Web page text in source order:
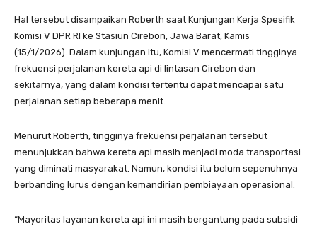
Hal tersebut disampaikan Roberth saat Kunjungan Kerja Spesifik
Komisi V DPR RI ke Stasiun Cirebon, Jawa Barat, Kamis
(15/1/2026). Dalam kunjungan itu, Komisi V mencermati tingginya
frekuensi perjalanan kereta api di lintasan Cirebon dan
sekitarnya, yang dalam kondisi tertentu dapat mencapai satu
perjalanan setiap beberapa menit.
Menurut Roberth, tingginya frekuensi perjalanan tersebut
menunjukkan bahwa kereta api masih menjadi moda transportasi
yang diminati masyarakat. Namun, kondisi itu belum sepenuhnya
berbanding lurus dengan kemandirian pembiayaan operasional.
“Mayoritas layanan kereta api ini masih bergantung pada subsidi